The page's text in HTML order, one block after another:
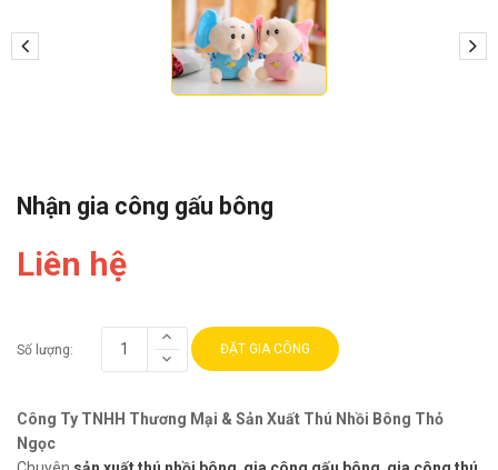
Nhận gia công gấu bông
Liên hệ
Số lượng: ĐẶT GIA CÔNG
Công Ty TNHH Thương Mại & Sản Xuất Thú Nhồi Bông Thỏ
Ngọc